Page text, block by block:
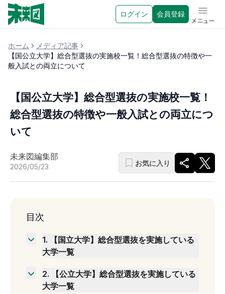
ログイン 会員登録 メニュ
ホーム
メディア記事
【国公立大学】総合型選抜の実施校一覧！総合型選抜の特徴や一
般入試との両立について
【国公立大学】総合型選抜の実施校一覧！
総合型選抜の特徴や一般入試との両立につ
いて
未来図編集部
2026/05/23 お気に入り
目次
1.
【国立大学】総合型選抜を実施している
大学一覧
北海道地方
東北地方
2.
【公立大学】総合型選抜を実施している
大学一覧